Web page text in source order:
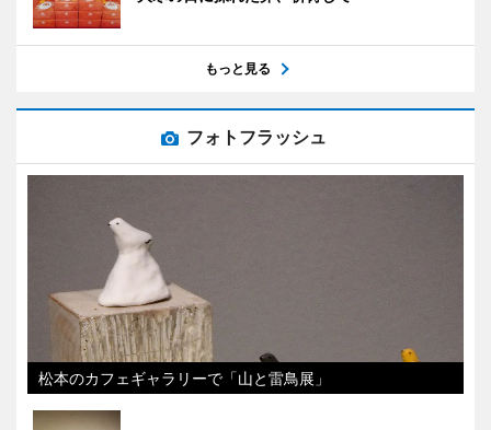
もっと見る
フォトフラッシュ
松本のカフェギャラリーで「山と雷鳥展」